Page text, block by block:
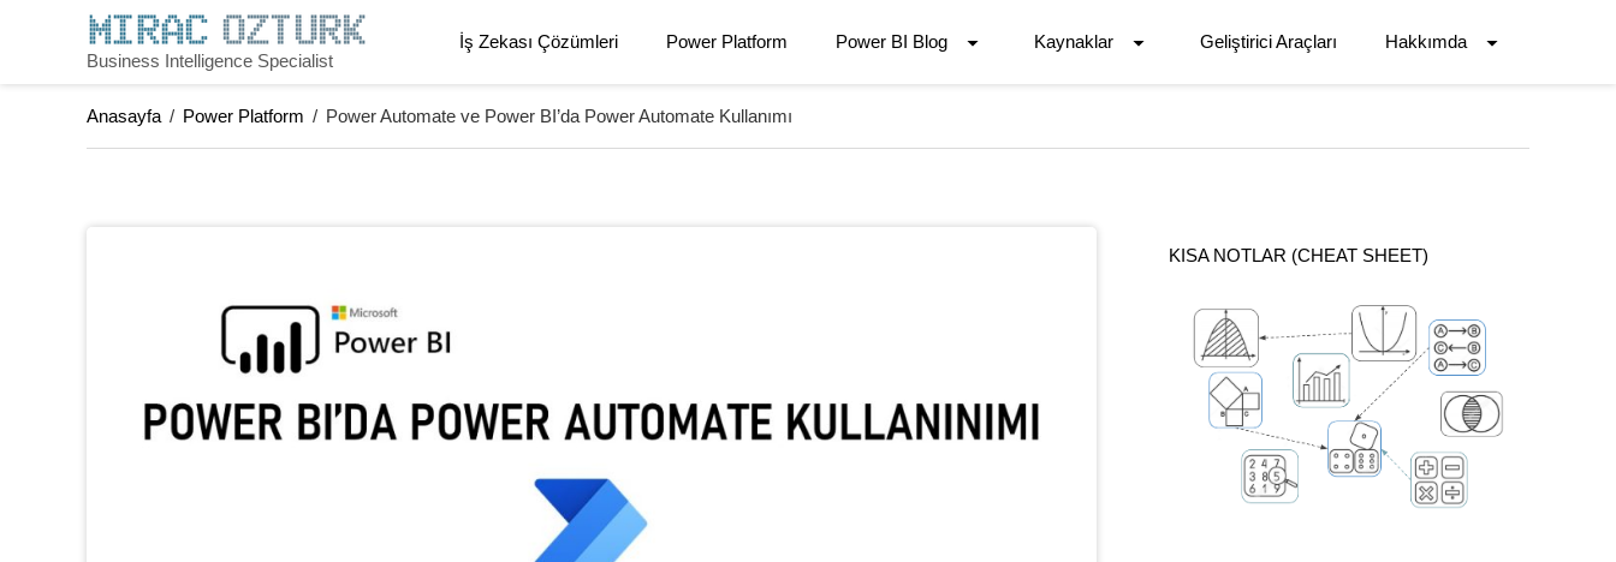
Business Intelligence Specialist
İş Zekası Çözümleri Power Platform Power BI Blog Kaynaklar Geliştirici Araçları Hakkımda
Anasayfa / Power Platform / Power Automate ve Power BI’da Power Automate Kullanımı
KISA NOTLAR (CHEAT SHEET)